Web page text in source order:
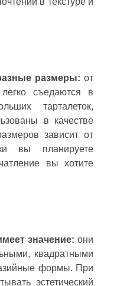
размеры: от
легко съедаются в
тарталеток,
в качестве
зависит от
вы планируете
вы хотите
значение: они
квадратными
формы. При
эстетический